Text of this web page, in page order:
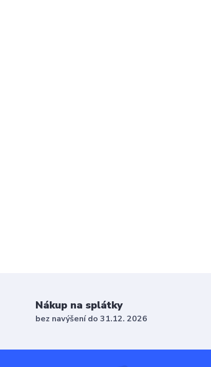
Nákup na splátky
bez navýšení do 31.12. 2026